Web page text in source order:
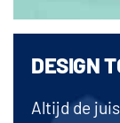
DESIGN
Altijd de